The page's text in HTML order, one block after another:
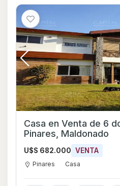
Casa en Venta de 6
Pinares, Maldonado
U$S 682.000 VENTA
Pinares Casa